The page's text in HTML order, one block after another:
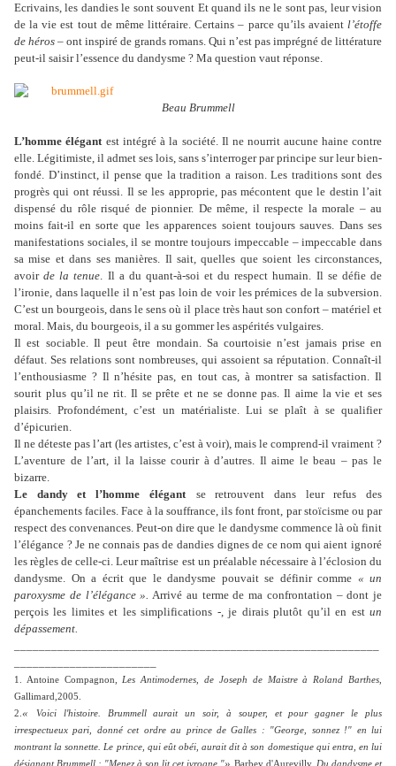
Ecrivains, les dandies le sont souvent Et quand ils ne le sont pas, leur vision
de la vie est tout de même littéraire. Certains – parce qu’ils avaient l’étoffe
de héros – ont inspiré de grands romans. Qui n’est pas imprégné de littérature
peut-il saisir l’essence du dandysme ? Ma question vaut réponse.
Beau Brummell
L’homme élégant est intégré à la société. Il ne nourrit aucune haine contre
elle. Légitimiste, il admet ses lois, sans s’interroger par principe sur leur bien-
fondé. D’instinct, il pense que la tradition a raison. Les traditions sont des
progrès qui ont réussi. Il se les approprie, pas mécontent que le destin l’ait
dispensé du rôle risqué de pionnier. De même, il respecte la morale – au
moins fait-il en sorte que les apparences soient toujours sauves. Dans ses
manifestations sociales, il se montre toujours impeccable – impeccable dans
sa mise et dans ses manières. Il sait, quelles que soient les circonstances,
avoirde la tenue. Il a du quant-à-soi et du respect humain. Il se défie de
l’ironie, dans laquelle il n’est pas loin de voir les prémices de la subversion.
C’est un bourgeois, dans le sens où il place très haut son confort – matériel et
moral. Mais, du bourgeois, il a su gommer les aspérités vulgaires.
Il est sociable. Il peut être mondain. Sa courtoisie n’est jamais prise en
défaut. Ses relations sont nombreuses, qui assoient sa réputation. Connaît-il
l’enthousiasme ? Il n’hésite pas, en tout cas, à montrer sa satisfaction. Il
sourit plus qu’il ne rit. Il se prête et ne se donne pas. Il aime la vie et ses
plaisirs. Profondément, c’est un matérialiste. Lui se plaît à se qualifier
d’épicurien.
Il ne déteste pas l’art (les artistes, c’est à voir), mais le comprend-il vraiment ?
L’aventure de l’art, il la laisse courir à d’autres. Il aime le beau – pas le
bizarre.
Le dandy et l’homme élégant
se retrouvent dans leur refus des
épanchements faciles. Face à la souffrance, ils font front, par stoïcisme ou par
respect des convenances. Peut-on dire que le dandysme commence là où finit
l’élégance ? Je ne connais pas de dandies dignes de ce nom qui aient ignoré
les règles de celle-ci. Leur maîtrise est un préalable nécessaire à l’éclosion du
dandysme. On a écrit que le dandysme pouvait se définir comme « un
paroxysme de l’élégance ». Arrivé au terme de ma confrontation – dont je
perçois les limites et les simplifications -, je dirais plutôt qu’il en est un
dépassement.
1. Antoine Compagnon, Les Antimodernes, de Joseph de Maistre à Roland Barthes,
Gallimard,2005.
2. «
Voici l'histoire. Brummell aurait un soir, à souper, et pour gagner le plus
irrespectueux pari, donné cet ordre au prince de Galles : "George, sonnez !" en lui
montrant la sonnette. Le prince, qui eût obéi, aurait dit à son domestique qui entra, en lui
désignant Brummell : "Menez à son lit cet ivrogne."» Barbey d'Aurevilly, Du dandysme et